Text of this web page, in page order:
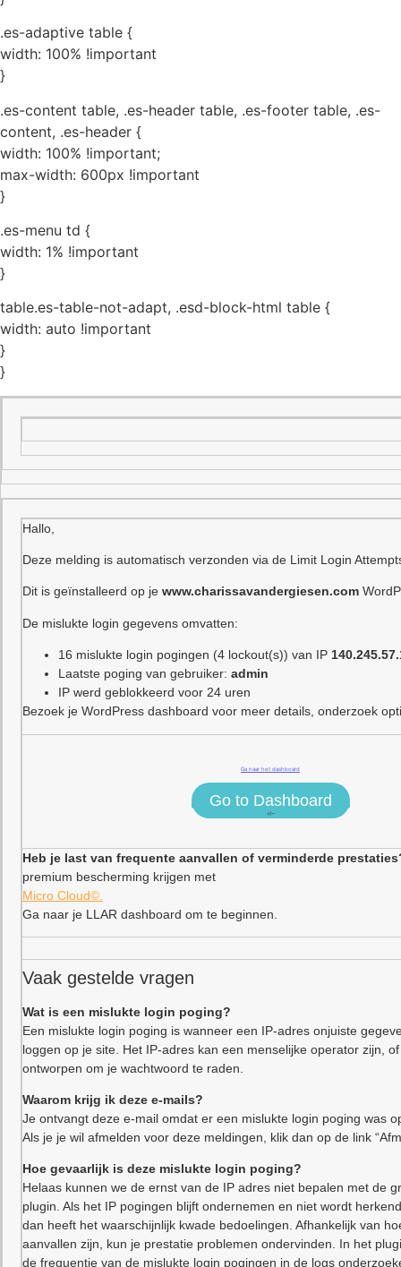
.es-adaptive table {
width: 100% !important
}
.es-content table, .es-header table, .es-footer table, .es-
content, .es-header {
width: 100% !important;
max-width: 600px !important
}
.es-menu td {
width: 1% !important
}
table.es-table-not-adapt, .esd-block-html table {
width: auto !important
}
}
Hallo,
Deze melding is automatisch verzonden via de Limit Login
Dit is geïnstalleerd op je www.charissavandergiesen.com
De mislukte login gegevens omvatten:
16 mislukte login pogingen (4 lockout(s)) van IP
Laatste poging van gebruiker: admin
IP werd geblokkeerd voor 24 uren
Bezoek je WordPress dashboard voor meer details, onderzoek
Ga naar het dashboard
Go to Dashboard
<!–
Heb je last van frequente aanvallen of verminderde
premium bescherming krijgen met
Micro Cloud©.
Ga naar je LLAR dashboard om te beginnen.
Vaak gestelde vragen
Wat is een mislukte login poging?
Een mislukte login poging is wanneer een IP-adres onjuiste
loggen op je site. Het IP-adres kan een menselijke operator zijn,
ontworpen om je wachtwoord te raden.
Waarom krijg ik deze e-mails?
Je ontvangt deze e-mail omdat er een mislukte login poging was
Als je je wil afmelden voor deze meldingen, klik dan op de link
Hoe gevaarlijk is deze mislukte login poging?
Helaas kunnen we de ernst van de IP adres niet bepalen met de
plugin. Als het IP pogingen blijft ondernemen en niet wordt
dan heeft het waarschijnlijk kwade bedoelingen. Afhankelijk van
aanvallen zijn, kun je prestatie problemen ondervinden. In het
de frequentie van de mislukte login pogingen in de logs